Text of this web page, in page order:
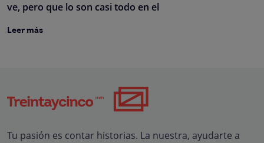
ve, pero que lo son casi todo en el
Leer más
Tu pasión es contar historias. La nuestra, ayudarte a